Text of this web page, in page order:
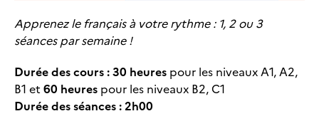
Apprenez le français à votre rythme : 1, 2 ou 3
séances par semaine !
Durée des cours : 30 heures pour les niveaux A1, A2,
B1 et 60 heures pour les niveaux B2, C1
Durée des séances : 2h00